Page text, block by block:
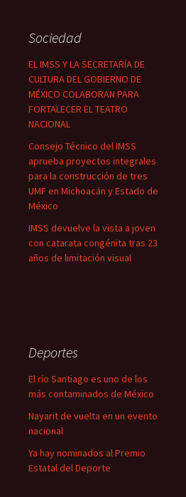
Sociedad
EL IMSS Y LA SECRETARÍA DE
CULTURA DEL GOBIERNO DE
MÉXICO COLABORAN PARA
FORTALECER EL TEATRO
NACIONAL
Consejo Técnico del IMSS
aprueba proyectos integrales
para la construcción de tres
UMF en Michoacán y Estado de
México
IMSS devuelve la vista a joven
con catarata congénita tras 23
años de limitación visual
Deportes
El río Santiago es uno de los
más contaminados de México
Nayarit de vuelta en un evento
nacional
Ya hay nominados al Premio
Estatal del Deporte